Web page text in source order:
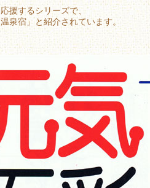
援するシリーズで、
泉宿」と紹介されています。